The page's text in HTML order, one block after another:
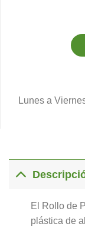
Lunes a
El Rollo de
plástica de